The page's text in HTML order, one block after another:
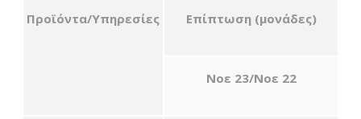
Προϊόντα/Υπηρεσίες Επίπτωση (μονάδες)
Νοε 23/Νοε 22